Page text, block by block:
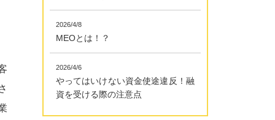
2026/4/8
MEOとは！？
2026/4/6
やってはいけない資金使途違反！融
資を受ける際の注意点